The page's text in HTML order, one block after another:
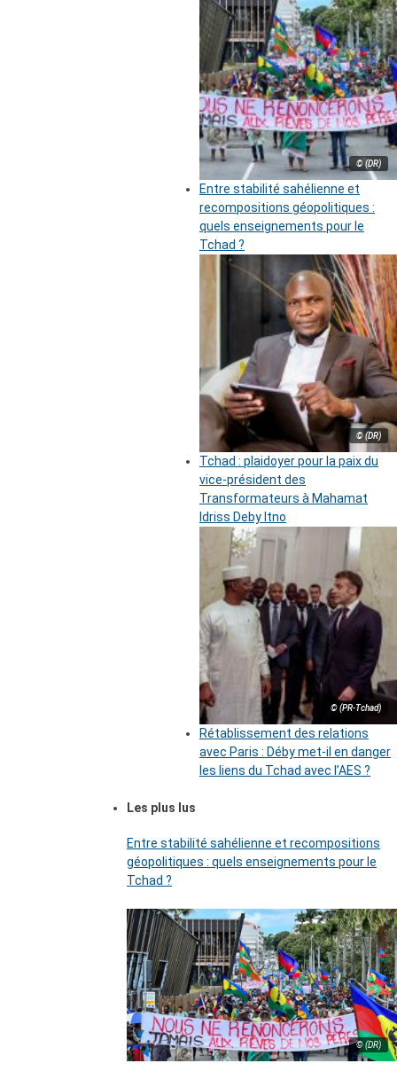
© (DR)
Entre stabilité sahélienne et
recompositions géopolitiques :
quels enseignements pour le
Tchad ?
© (DR)
Tchad : plaidoyer pour la paix du
vice-président des
Transformateurs à Mahamat
Idriss Deby Itno
© (PR-Tchad)
Rétablissement des relations
avec Paris : Déby met-il en danger
les liens du Tchad avec l’AES ?
Les plus lus
Entre stabilité sahélienne et recompositions
géopolitiques : quels enseignements pour le
Tchad ?
© (DR)